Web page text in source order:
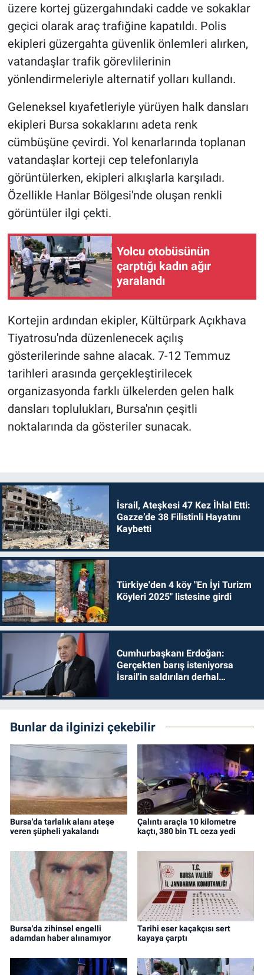
üzere kortej güzergahındaki cadde ve sokaklar
geçici olarak araç trafiğine kapatıldı. Polis
ekipleri güzergahta güvenlik önlemleri alırken,
vatandaşlar trafik görevlilerinin
yönlendirmeleriyle alternatif yolları kullandı.
Geleneksel kıyafetleriyle yürüyen halk dansları
ekipleri Bursa sokaklarını adeta renk
cümbüşüne çevirdi. Yol kenarlarında toplanan
vatandaşlar korteji cep telefonlarıyla
görüntülerken, ekipleri alkışlarla karşıladı.
Özellikle Hanlar Bölgesi'nde oluşan renkli
görüntüler ilgi çekti.
Yolcu otobüsünün
çarptığı kadın ağır
yaralandı
Kortejin ardından ekipler, Kültürpark Açıkhava
Tiyatrosu'nda düzenlenecek açılış
gösterilerinde sahne alacak. 7-12 Temmuz
tarihleri arasında gerçekleştirilecek
organizasyonda farklı ülkelerden gelen halk
dansları toplulukları, Bursa'nın çeşitli
noktalarında da gösteriler sunacak.
İsrail, Ateşkesi 47 Kez İhlal Etti:
Gazze’de 38 Filistinli Hayatını
Kaybetti
Türkiye'den 4 köy "En İyi Turizm
Köyleri 2025" listesine girdi
Cumhurbaşkanı Erdoğan:
Gerçekten barış isteniyorsa
İsrail'in saldırıları derhal
Bunlar da ilginizi çekebilir
Bursa'da tarlalık alanı ateşe
veren şüpheli yakalandı
Çalıntı araçla 10 kilometre
kaçtı, 380 bin TL ceza yedi
Bursa'da zihinsel engelli
adamdan haber alınamıyor
Tarihi eser kaçakçısı sert
kayaya çarptı